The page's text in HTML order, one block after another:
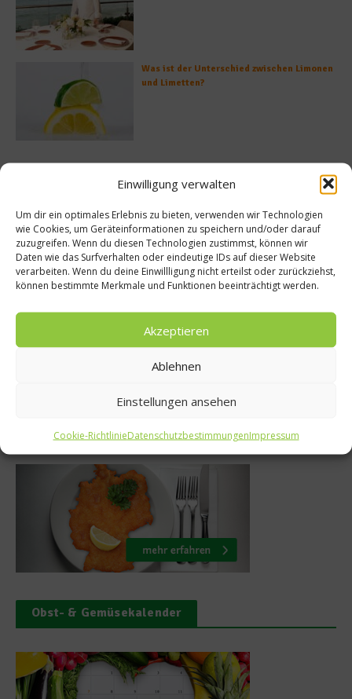
Einwilligung verwalten
Um dir ein optimales Erlebnis zu bieten, verwenden wir Technologien
wie Cookies, um Geräteinformationen zu speichern und/oder darauf
zuzugreifen. Wenn du diesen Technologien zustimmst, können wir
Daten wie das Surfverhalten oder eindeutige IDs auf dieser Website
verarbeiten. Wenn du deine Einwillligung nicht erteilst oder zurückziehst,
können bestimmte Merkmale und Funktionen beeinträchtigt werden.
Akzeptieren
Ablehnen
Einstellungen ansehen
Cookie-RichtlinieDatenschutzbestimmungenImpressum
Was ist der Unterschied zwischen Limonen
und Limetten?
isst Deutschland?
die Gelbwurst
Gelbwurst?
22. März 2013
Erstmals
Obst- & Gemüsekalender